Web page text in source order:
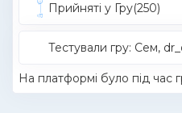
Прийняті у Гру(250)
Тестували гру: Cем,
На платформі було під час